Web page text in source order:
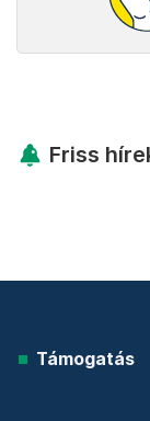
Friss
Támogatás